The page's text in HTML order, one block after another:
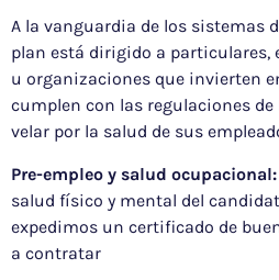
A la vanguardia de los sistemas
plan está dirigido a
u organizaciones que invierten
cumplen con las regulaciones de
velar por la salud de sus
Pre-empleo y salud ocupacional:
salud físico y mental del
expedimos un certificado de
a contratar